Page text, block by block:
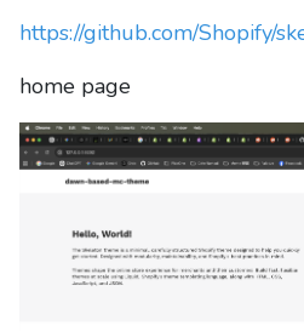
https://github.com/Shopify/
home page